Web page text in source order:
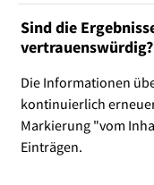
Sind die
vertrauenswürdig?
Die Informationen
kontinuierlich
Markierung "vom
Einträgen.